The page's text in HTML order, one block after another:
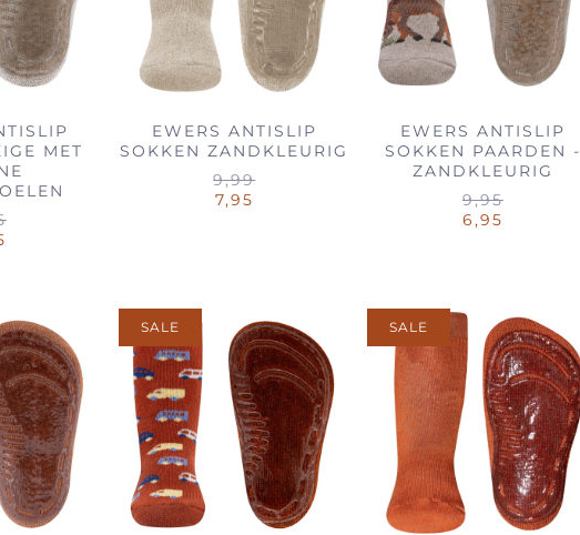
MET
EWERS ANTISLIP
SOKKEN ZANDKLEURIG
9,99
7,95
EWERS ANTISLIP
SOKKEN PAARDEN -
ZANDKLEURIG
9,95
6,95
SALE SALE